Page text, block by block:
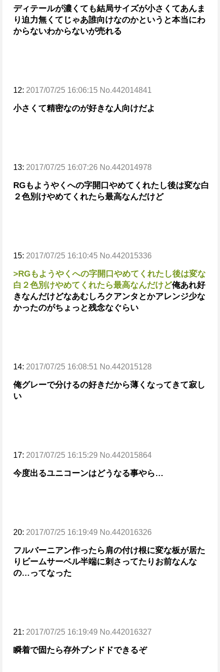
ディテールが濃くても結局サイズが小さくてあんま
り迫力無くてじゃあ誰向けなのかというと本当にわ
からないわからないが売れる
12: 2017/07/25 16:06:15 No.442014841
小さくて精密なのが好きな人向けだよ
13: 2017/07/25 16:07:26 No.442014978
RGもようやくへの字開口やめてくれたし後は変な白
２色別けやめてくれたら最高なんだけど
15: 2017/07/25 16:10:45 No.442015336
>RGもようやくへの字開口やめてくれたし後は変な
白２色別けやめてくれたら最高なんだけど俺あれ好
きなんだけどなあむしろクアンタとかアレンジ少な
かったのがちょっと残念なぐらい
14: 2017/07/25 16:08:51 No.442015128
俺グレーで分けるの好きだから薄くなってきて寂し
い
17: 2017/07/25 16:15:29 No.442015864
今度出るユニコーンはどうなる事やら…
20: 2017/07/25 16:19:49 No.442016326
フルバーニアン作ったら肩の付け根に変な板が居た
りビームサーベル半端に刺さってたり お前なんな
の…ってなった
21: 2017/07/25 16:19:49 No.442016327
瞬着で固たら存外ブンドドできるぞ